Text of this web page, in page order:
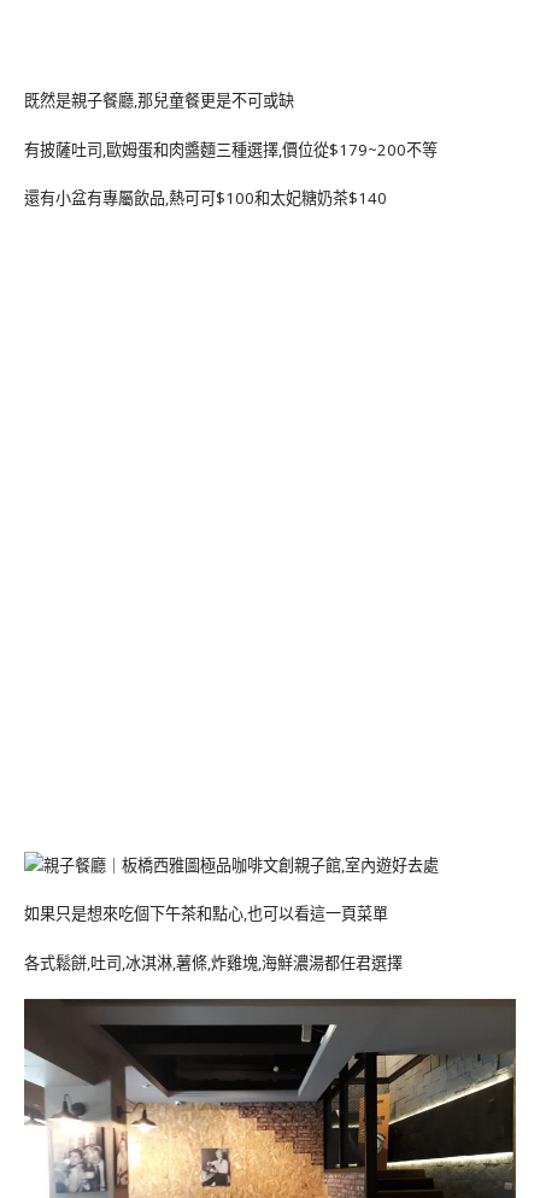
既然是親子餐廳,那兒童餐更是不可或缺
有披薩吐司,歐姆蛋和肉醬麵三種選擇,價位從$179~200不等
還有小盆有專屬飲品,熱可可$100和太妃糖奶茶$140
如果只是想來吃個下午茶和點心,也可以看這一頁菜單
各式鬆餅,吐司,冰淇淋,薯條,炸雞塊,海鮮濃湯都任君選擇